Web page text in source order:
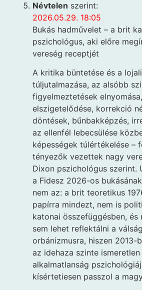
Névtelen szerint:
2026.05.29. 18:05
Bukás hadművelet – a brit
pszichológus, aki előre
vereség receptjét
A kritika büntetése és a
túljutalmazása, az alsóbb
figyelmeztetések
elszigetelődése, korrekció
döntések, bűnbakképzés,
az ellenfél lebecsülése
képességek túlértékelése –
tényezők vezettek nagy
Dixon pszichológus szerint.
a Fidesz 2026-os
nem az: a brit teoretikus
papírra mindezt, nem is
katonai összefüggésben, és
sem lehet reflektálni a
orbánizmusra, hiszen 2013-
az idehaza szinte
alkalmatlanság
kísértetiesen passzol a